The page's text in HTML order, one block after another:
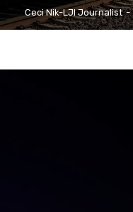
Ceci Nik-LJI Journalist -